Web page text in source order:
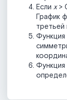
Если x>
График
третьей
Функция
Функция